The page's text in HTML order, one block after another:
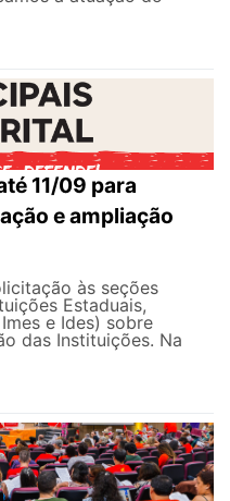
11/09 para
e ampliação
às seções
Estaduais,
e Ides) sobre
das Instituições. Na